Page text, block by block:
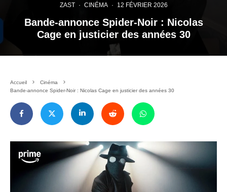
ZAST · CINÉMA · 12 FÉVRIER 2026
Bande-annonce Spider-Noir : Nicolas
Cage en justicier des années 30
Accueil
Cinéma
Bande-annonce Spider-Noir : Nicolas Cage en justicier des années 30